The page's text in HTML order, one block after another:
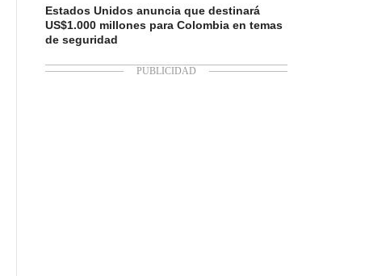
Estados Unidos anuncia que destinará
US$1.000 millones para Colombia en temas
de seguridad